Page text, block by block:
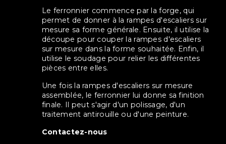
Le ferronnier commence par la forge, qui
permet de donner à la rampes d'escaliers sur
mesure sa forme générale. Ensuite, il utilise la
découpe pour couper la rampes d'escaliers
sur mesure dans la forme souhaitée. Enfin, il
utilise le soudage pour relier les différentes
pièces entre elles.
Une fois la rampes d'escaliers sur mesure
assemblée, le ferronnier lui donne sa finition
finale. Il peut s'agir d'un polissage, d'un
traitement antirouille ou d'une peinture.
Contactez-nous